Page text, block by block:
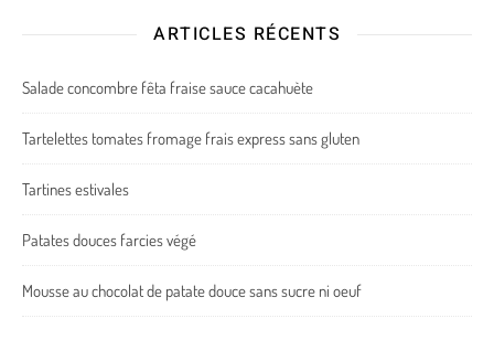
ARTICLES RÉCENTS
Salade concombre fêta fraise sauce cacahuète
Tartelettes tomates fromage frais express sans gluten
Tartines estivales
Patates douces farcies végé
Mousse au chocolat de patate douce sans sucre ni oeuf